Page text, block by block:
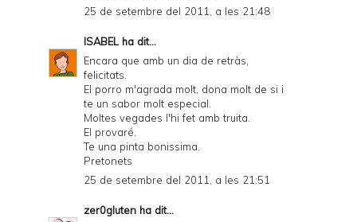
25 de setembre del 2011, a les 21:48
ISABEL ha dit...
Encara que amb un dia de retràs,
felicitats.
El porro m'agrada molt, dona molt de si i
te un sabor molt especial.
Moltes vegades l'hi fet amb truita.
El provaré.
Te una pinta bonissima.
Pretonets
25 de setembre del 2011, a les 21:51
zer0gluten ha dit...